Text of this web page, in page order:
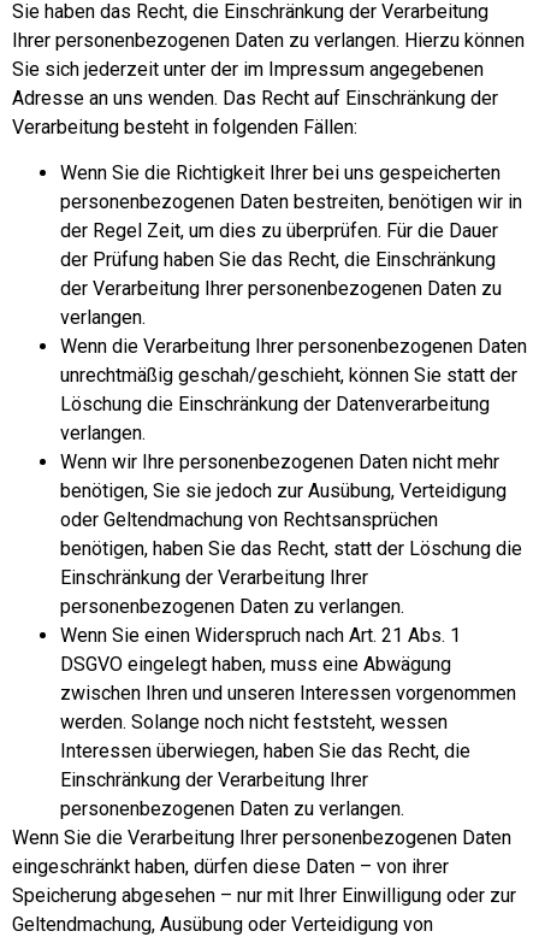
Sie haben das Recht, die Einschränkung der Verarbeitung
Ihrer personenbezogenen Daten zu verlangen. Hierzu können
Sie sich jederzeit unter der im Impressum angegebenen
Adresse an uns wenden. Das Recht auf Einschränkung der
Verarbeitung besteht in folgenden Fällen:
Wenn Sie die Richtigkeit Ihrer bei uns gespeicherten
personenbezogenen Daten bestreiten, benötigen wir in
der Regel Zeit, um dies zu überprüfen. Für die Dauer
der Prüfung haben Sie das Recht, die Einschränkung
der Verarbeitung Ihrer personenbezogenen Daten zu
verlangen.
Wenn die Verarbeitung Ihrer personenbezogenen Daten
unrechtmäßig geschah/geschieht, können Sie statt der
Löschung die Einschränkung der Datenverarbeitung
verlangen.
Wenn wir Ihre personenbezogenen Daten nicht mehr
benötigen, Sie sie jedoch zur Ausübung, Verteidigung
oder Geltendmachung von Rechtsansprüchen
benötigen, haben Sie das Recht, statt der Löschung die
Einschränkung der Verarbeitung Ihrer
personenbezogenen Daten zu verlangen.
Wenn Sie einen Widerspruch nach Art. 21 Abs. 1
DSGVO eingelegt haben, muss eine Abwägung
zwischen Ihren und unseren Interessen vorgenommen
werden. Solange noch nicht feststeht, wessen
Interessen überwiegen, haben Sie das Recht, die
Einschränkung der Verarbeitung Ihrer
personenbezogenen Daten zu verlangen.
Wenn Sie die Verarbeitung Ihrer personenbezogenen Daten
eingeschränkt haben, dürfen diese Daten – von ihrer
Speicherung abgesehen – nur mit Ihrer Einwilligung oder zur
Geltendmachung, Ausübung oder Verteidigung von